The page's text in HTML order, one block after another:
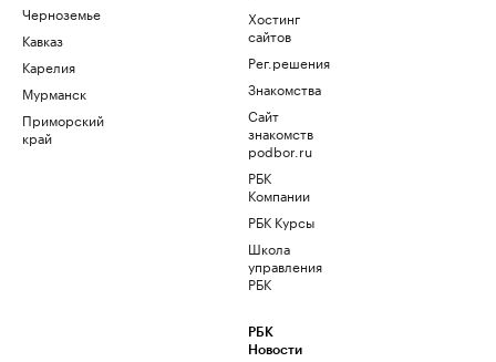
Черноземье
Кавказ
Карелия
Мурманск
Приморский
край
Хостинг
сайтов
Рег.решения
Знакомства
Сайт
знакомств
podbor.ru
РБК
Компании
РБК Курсы
Школа
управления
РБК
РБК
Новости